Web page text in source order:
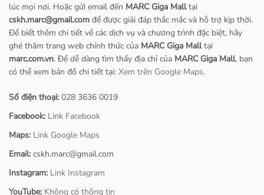
lúc mọi nơi. Hoặc gửi email đến MARC Giga Malltại
cskh.marc@gmail.com để được giải đáp thắc mắc và hỗ trợ kịp thời.
Để biết thêm chi tiết về các dịch vụ và chương trình đặc biệt, hãy
ghé thăm trang web chính thức của MARC Giga Malltại
marc.com.vn. Để dễ dàng tìm thấy địa chỉ của MARC Giga Mall, bạn
có thể xem bản đồ chi tiết tại: Xem trên Google Maps.
Số điện thoại: 028 3636 0019
Facebook: Link Facebook
Maps: Link Google Maps
Email: cskh.marc@gmail.com
Instagram: Link Instagram
YouTube: Không có thông tin